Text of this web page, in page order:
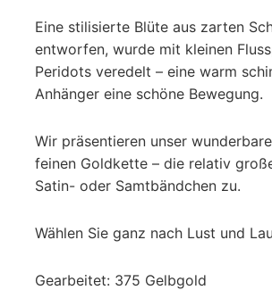
Eine stilisierte Blüte aus zarten
entworfen, wurde mit kleinen
Peridots veredelt – eine warm
Anhänger eine schöne Bewegung.
Wir präsentieren unser
feinen Goldkette – die relativ
Satin- oder Samtbändchen zu.
Wählen Sie ganz nach Lust und
Gearbeitet: 375 Gelbgold